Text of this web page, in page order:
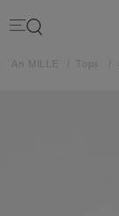
An MILLE Tops